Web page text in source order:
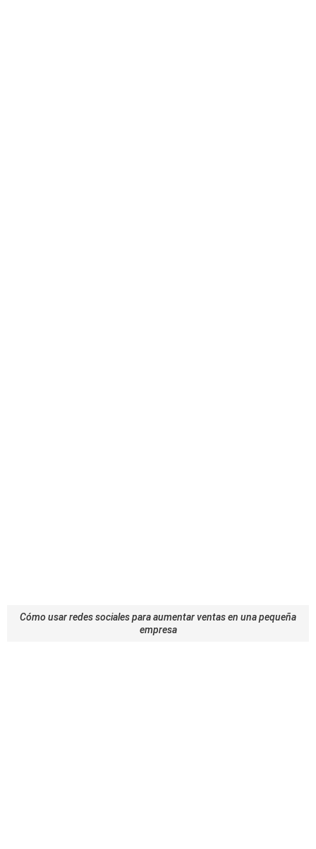
Cómo usar redes sociales para aumentar ventas en una pequeña
empresa